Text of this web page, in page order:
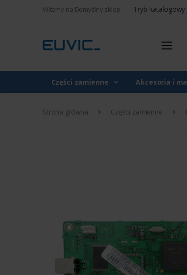
Witamy na Domyślny sklep Tryb katalogowy
Części zamienne Akcesoria i
Strona główna Części zamienne